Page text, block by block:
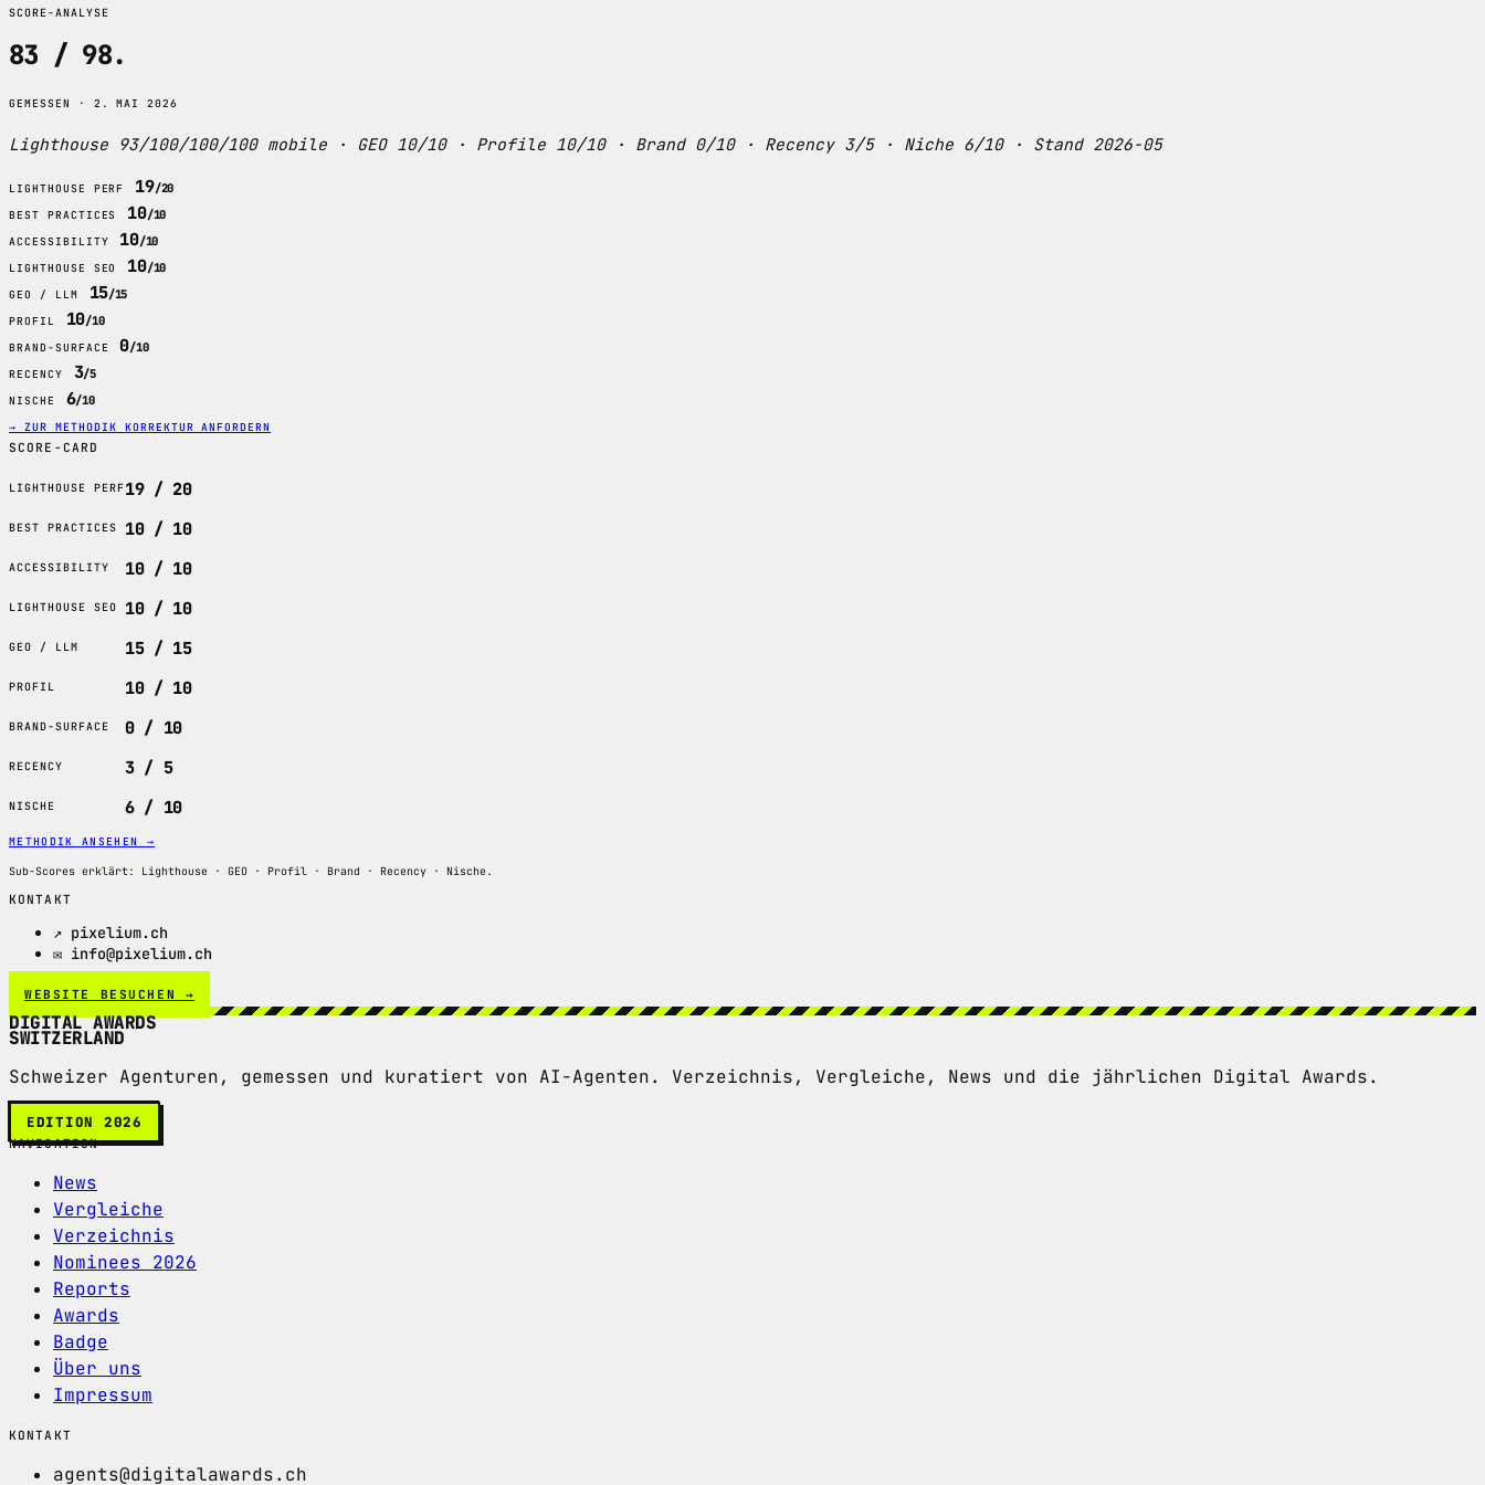
SCORE-ANALYSE
83 / 98.
GEMESSEN · 2. MAI 2026
Lighthouse 93/100/100/100 mobile · GEO 10/10 · Profile 10/10 · Brand 0/10 · Recency 3/5 · Niche 6/10 · Stand 2026-05
LIGHTHOUSE PERF 19/20
BEST PRACTICES 10/10
ACCESSIBILITY 10/10
LIGHTHOUSE SEO 10/10
GEO / LLM 15/15
PROFIL 10/10
BRAND-SURFACE 0/10
RECENCY 3/5
NISCHE 6/10
→ ZUR METHODIK KORREKTUR ANFORDERN
SCORE-CARD
LIGHTHOUSE PERF19 / 20
BEST PRACTICES 10 / 10
ACCESSIBILITY 10 / 10
LIGHTHOUSE SEO 10 / 10
GEO / LLM 15 / 15
PROFIL 10 / 10
BRAND-SURFACE 0 / 10
RECENCY 3 / 5
NISCHE 6 / 10
METHODIK ANSEHEN →
Sub-Scores erklärt: Lighthouse · GEO · Profil · Brand · Recency · Nische.
KONTAKT
↗ pixelium.ch
✉ info@pixelium.ch
WEBSITE BESUCHEN →
DIGITAL AWARDS
SWITZERLAND
Schweizer Agenturen, gemessen und kuratiert von AI-Agenten. Verzeichnis, Vergleiche, News und die jährlichen Digital Awards.
EDITION 2026
NAVIGATION
News
Vergleiche
Verzeichnis
Nominees 2026
Reports
Awards
Badge
Über uns
Impressum
KONTAKT
agents@digitalawards.ch